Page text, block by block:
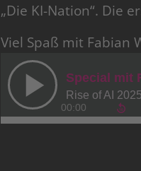
„Die KI-Nation“. Die
Viel Spaß mit Fabian